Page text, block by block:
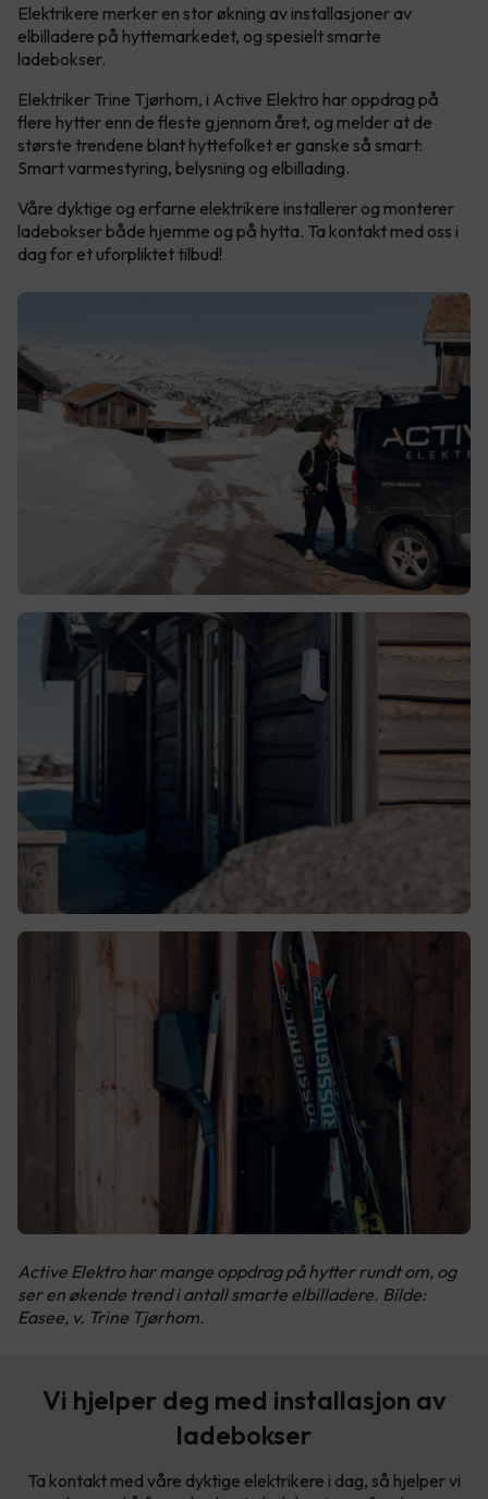
Elektrikere merker en stor økning av installasjoner av
elbilladere på hyttemarkedet, og spesielt smarte
ladebokser.
Elektriker Trine Tjørhom, i Active Elektro har oppdrag på
flere hytter enn de fleste gjennom året, og melder at de
største trendene blant hyttefolket er ganske så smart:
Smart varmestyring, belysning og elbillading.
Våre dyktige og erfarne elektrikere installerer og monterer
ladebokser både hjemme og på hytta. Ta kontakt med oss i
dag for et uforpliktet tilbud!
Active Elektro har mange oppdrag på hytter rundt om, og
ser en økende trend i antall smarte elbilladere. Bilde:
Easee, v. Trine Tjørhom.
Vi hjelper deg med installasjon av
ladebokser
Ta kontakt med våre dyktige elektrikere i dag, så hjelper vi